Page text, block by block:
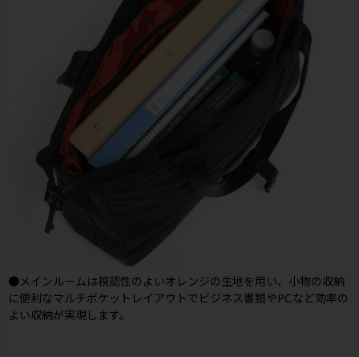
●メインルームは視認性のよいオレンジの生地を用い、小物の収納
に便利なマルチポケットレイアウトでビジネス書類やPCなど効率の
よい収納が実現します。